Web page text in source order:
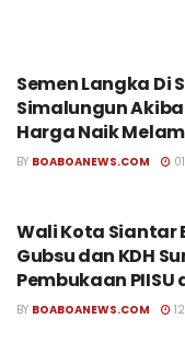
Semen Langka Di
Simalungun
Harga Naik
BY BOABOANEWS.COM
Wali Kota Siantar
Gubsu dan KDH
Pembukaan
BY BOABOANEWS.COM